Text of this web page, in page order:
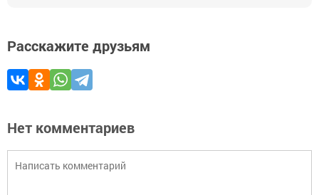
Расскажите друзьям
Нет комментариев